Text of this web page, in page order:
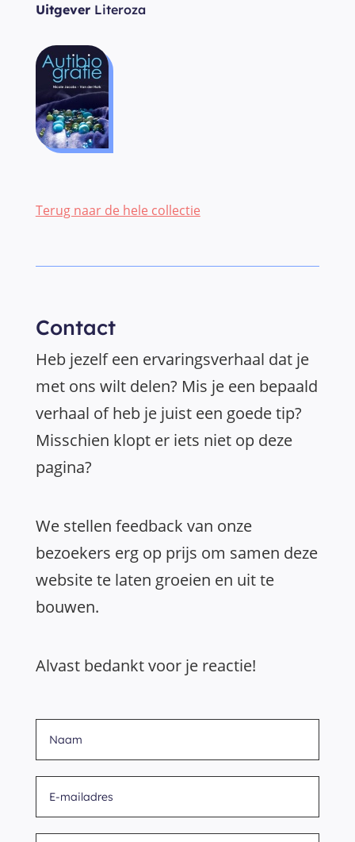
Uitgever Literoza
Terug naar de hele collectie
Contact
Heb jezelf een ervaringsverhaal dat je
met ons wilt delen? Mis je een bepaald
verhaal of heb je juist een goede tip?
Misschien klopt er iets niet op deze
pagina?
We stellen feedback van onze
bezoekers erg op prijs om samen deze
website te laten groeien en uit te
bouwen.
Alvast bedankt voor je reactie!